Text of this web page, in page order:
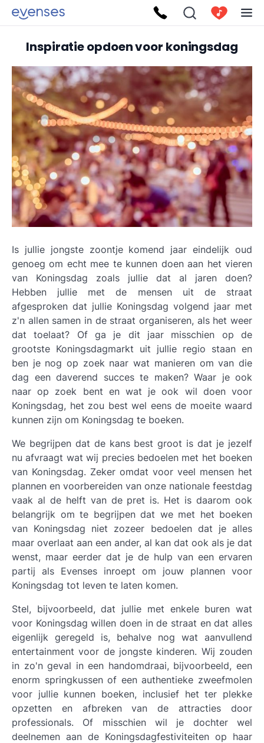
Inspiratie opdoen voor koningsdag
Is jullie jongste zoontje komend jaar eindelijk oud
genoeg om echt mee te kunnen doen aan het vieren
van Koningsdag zoals jullie dat al jaren doen?
Hebben jullie met de mensen uit de straat
afgesproken dat jullie Koningsdag volgend jaar met
z'n allen samen in de straat organiseren, als het weer
dat toelaat? Of ga je dit jaar misschien op de
grootste Koningsdagmarkt uit jullie regio staan en
ben je nog op zoek naar wat manieren om van die
dag een daverend succes te maken? Waar je ook
naar op zoek bent en wat je ook wil doen voor
Koningsdag, het zou best wel eens de moeite waard
kunnen zijn om Koningsdag te boeken.
We begrijpen dat de kans best groot is dat je jezelf
nu afvraagt wat wij precies bedoelen met het boeken
van Koningsdag. Zeker omdat voor veel mensen het
plannen en voorbereiden van onze nationale feestdag
vaak al de helft van de pret is. Het is daarom ook
belangrijk om te begrijpen dat we met het boeken
van Koningsdag niet zozeer bedoelen dat je alles
maar overlaat aan een ander, al kan dat ook als je dat
wenst, maar eerder dat je de hulp van een ervaren
partij als Evenses inroept om jouw plannen voor
Koningsdag tot leven te laten komen.
Stel, bijvoorbeeld, dat jullie met enkele buren wat
voor Koningsdag willen doen in de straat en dat alles
eigenlijk geregeld is, behalve nog wat aanvullend
entertainment voor de jongste kinderen. Wij zouden
in zo'n geval in een handomdraai, bijvoorbeeld, een
enorm springkussen of een authentieke zweefmolen
voor jullie kunnen boeken, inclusief het ter plekke
opzetten en afbreken van de attracties door
professionals. Of misschien wil je dochter wel
deelnemen aan de Koningsdagfestiviteiten op haar